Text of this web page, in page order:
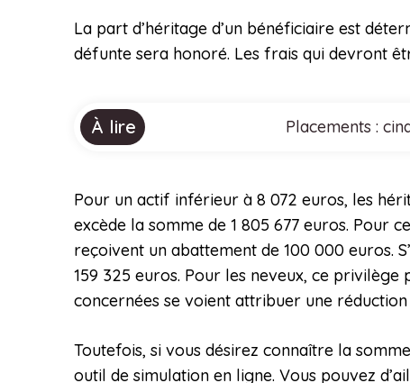
La part d’héritage d’un bénéficiaire est
défunte sera honoré. Les frais qui devront
À lire Placements :
Pour un actif inférieur à 8 072 euros, les
excède la somme de 1 805 677 euros. Pour
reçoivent un abattement de 100 000 euros.
159 325 euros. Pour les neveux, ce
concernées se voient attribuer une
Toutefois, si vous désirez connaître la
outil de simulation en ligne. Vous pouvez